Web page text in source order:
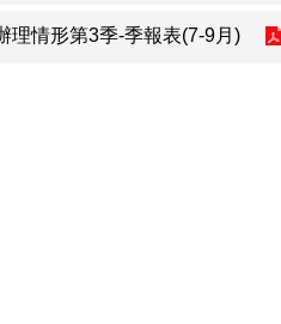
理情形第3季-季報表(7-9月)